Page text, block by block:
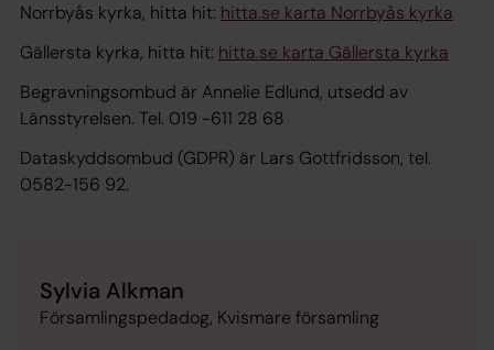
Norrbyås kyrka, hitta hit: hitta.se karta Norrbyås kyrka
Gällersta kyrka, hitta hit: hitta.se karta Gällersta kyrka
Begravningsombud är Annelie Edlund, utsedd av
Länsstyrelsen. Tel. 019 -611 28 68
Dataskyddsombud (GDPR) är Lars Gottfridsson, tel.
0582-156 92.
Sylvia Alkman
Församlingspedadog, Kvismare församling